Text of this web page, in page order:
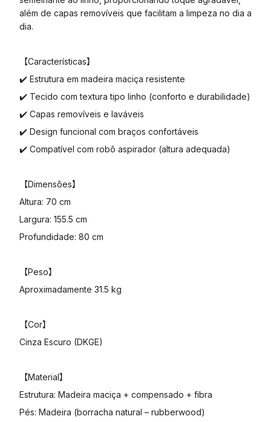
além de capas removíveis que facilitam a limpeza no dia a
dia.
【Características】
✔️ Estrutura em madeira maciça resistente
✔️ Tecido com textura tipo linho (conforto e durabilidade)
✔️ Capas removíveis e laváveis
✔️ Design funcional com braços confortáveis
✔️ Compatível com robô aspirador (altura adequada)
【Dimensões】
Altura: 70 cm
Largura: 155.5 cm
Profundidade: 80 cm
【Peso】
Aproximadamente 31.5 kg
【Cor】
Cinza Escuro (DKGE)
【Material】
Estrutura: Madeira maciça + compensado + fibra
Pés: Madeira (borracha natural – rubberwood)